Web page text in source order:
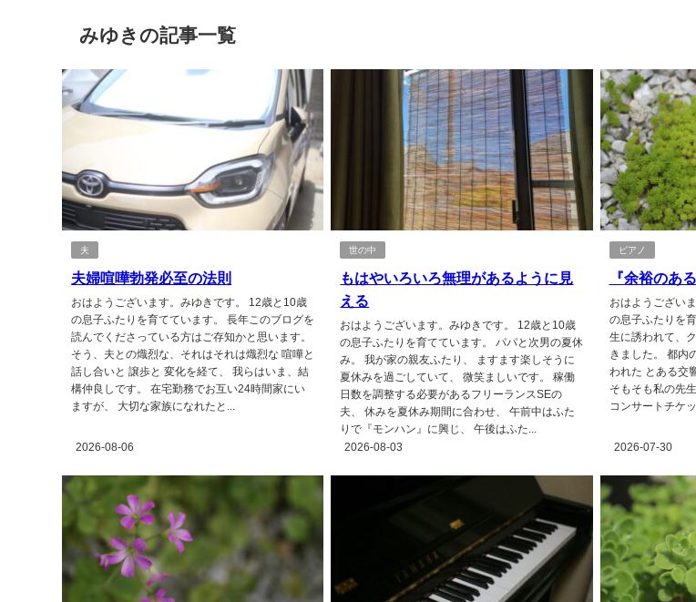
みゆきの記事一覧
夫
夫婦喧嘩勃発必至の法則
おはようございます。みゆきです。 12歳と10歳
の息子ふたりを育てています。 長年このブログを
読んでくださっている方はご存知かと思います。
そう、夫との熾烈な、それはそれは熾烈な 喧嘩と
話し合いと 譲歩と 変化を経て、 我らはいま、結
構仲良しです。 在宅勤務でお互い24時間家にい
ますが、 大切な家族になれたと...
2026-08-06
世の中
もはやいろいろ無理があるように見
える
おはようございます。みゆきです。 12歳と10歳
の息子ふたりを育てています。 パパと次男の夏休
み。 我が家の親友ふたり、 ますます楽しそうに
夏休みを過ごしていて、 微笑ましいです。 稼働
日数を調整する必要があるフリーランスSEの
夫、 休みを夏休み期間に合わせ、 午前中はふた
りで『モンハン』に興じ、 午後はふた...
2026-08-03
ピアノ
『余裕のあ
おはようござい
の息子ふたりを
生に誘われて、
きました。 都内
われた とある交
そもそも私の先
コンサートチケ
2026-07-30